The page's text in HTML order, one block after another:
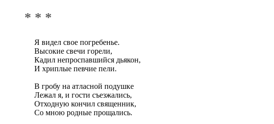
* * *
Я видел свое погребенье.
Высокие свечи горели,
Кадил непроспавшийся дьякон,
И хриплые певчие пели.
В гробу на атласной подушке
Лежал я, и гости съезжались,
Отходную кончил священник,
Со мною родные прощались.